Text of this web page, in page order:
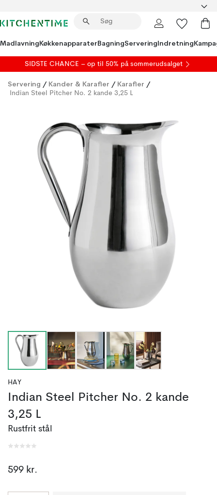
MadlavningKøkkenapparaterBagningServeringIndretning
SIDSTE CHANCE – op til 50% på sommerudsalget
Servering / Kander & Karafler / Karafler /
Indian Steel Pitcher No. 2 kande 3,25 L
HAY
Indian Steel Pitcher No. 2 kande
3,25 L
Rustfrit stål
599 kr.